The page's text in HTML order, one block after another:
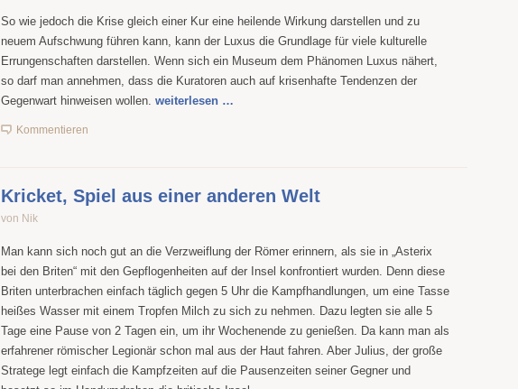
So wie jedoch die Krise gleich einer Kur eine heilende Wirkung darstellen und zu
neuem Aufschwung führen kann, kann der Luxus die Grundlage für viele kulturelle
Errungenschaften darstellen. Wenn sich ein Museum dem Phänomen Luxus nähert,
so darf man annehmen, dass die Kuratoren auch auf krisenhafte Tendenzen der
Gegenwart hinweisen wollen. weiterlesen …
Kommentieren
Kricket, Spiel aus einer anderen Welt
von Nik
Man kann sich noch gut an die Verzweiflung der Römer erinnern, als sie in „Asterix
bei den Briten“ mit den Gepflogenheiten auf der Insel konfrontiert wurden. Denn diese
Briten unterbrachen einfach täglich gegen 5 Uhr die Kampfhandlungen, um eine Tasse
heißes Wasser mit einem Tropfen Milch zu sich zu nehmen. Dazu legten sie alle 5
Tage eine Pause von 2 Tagen ein, um ihr Wochenende zu genießen. Da kann man als
erfahrener römischer Legionär schon mal aus der Haut fahren. Aber Julius, der große
Stratege legt einfach die Kampfzeiten auf die Pausenzeiten seiner Gegner und